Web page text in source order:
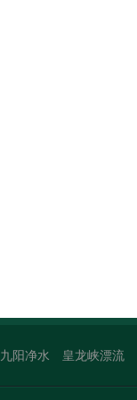
九阳净水 皇龙峡漂流